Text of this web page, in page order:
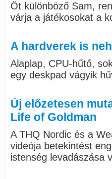
Öt különböző Sam,
várja a játékosokat a
A hardverek is
Alaplap, CPU-hűtő,
egy deskpad vágyik
Új előzetesen
Life of Goldman
A THQ Nordic és a
videója betekintést
istenség levadászása